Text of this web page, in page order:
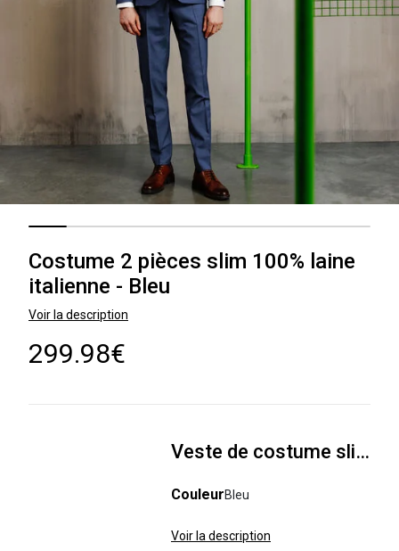
Costume 2 pièces slim 100% laine
italienne - Bleu
Voir la description
299.98€
Veste de costume slim 100% laine italienne
CouleurBleu
Voir la description